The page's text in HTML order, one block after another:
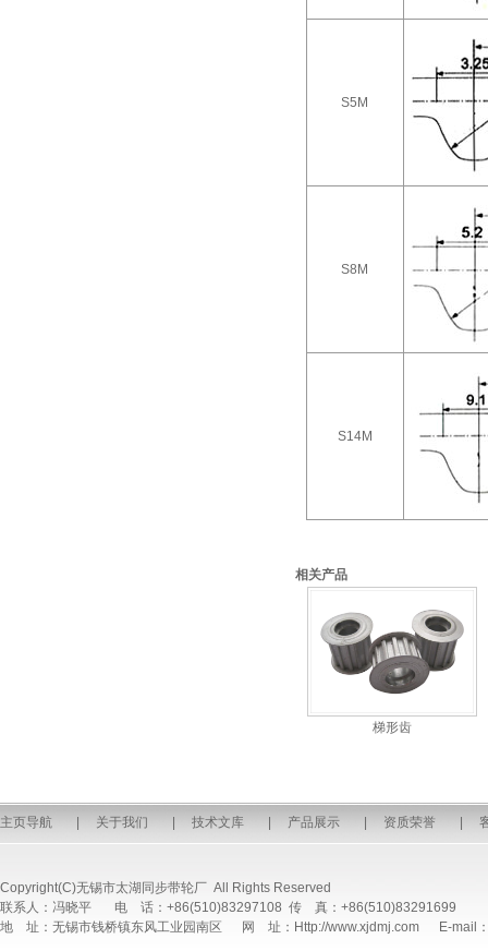
S5M
S8M
S14M
相关产品
梯形齿
主页导航 关于我们 技术文库 产品展示 资质荣誉
Copyright(C)无锡市太湖同步带轮厂 All Rights Reserved
联系人：冯晓平 电 话：+86(510)83297108 传 真：+86(510)83291699
地 址：无锡市钱桥镇东风工业园南区 网 址：Http://www.xjdmj.com E-mail：